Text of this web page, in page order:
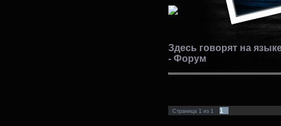
Здесь говорят на
- Форум
Страница 1 из 1 1